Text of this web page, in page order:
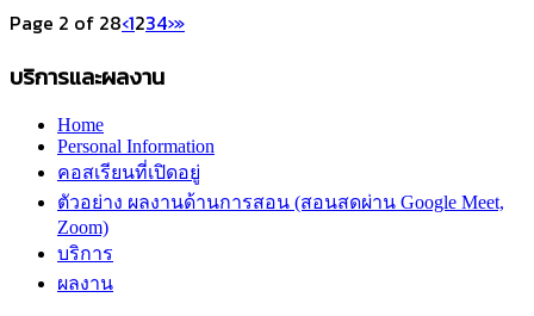
Page 2 of 28‹1234›»
บริการและผลงาน
Home
Personal Information
คอสเรียนที่เปิดอยู่
ตัวอย่าง ผลงานด้านการสอน (สอนสดผ่าน Google Meet,
Zoom)
บริการ
ผลงาน